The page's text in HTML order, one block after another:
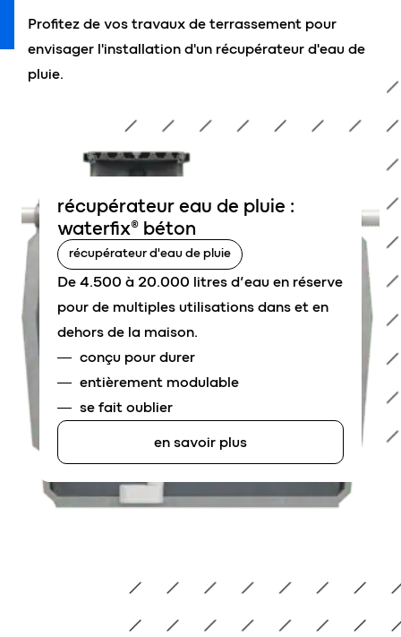
Profitez de vos travaux de terrassement pour
envisager l'installation d'un récupérateur d'eau de
pluie.
récupérateur eau de pluie :
waterfix® béton
récupérateur d'eau de pluie
De 4.500 à 20.000 litres d’eau en réserve
pour de multiples utilisations dans et en
dehors de la maison.
conçu pour durer
entièrement modulable
se fait oublier
en savoir plus